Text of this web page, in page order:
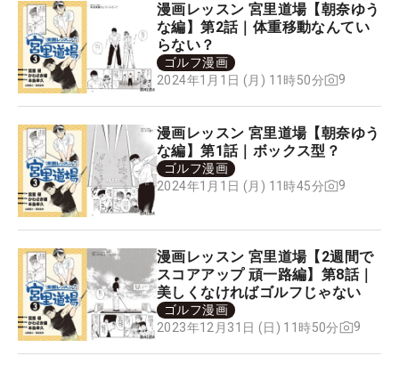
漫画レッスン 宮里道場【朝奈ゆう
な編】第2話｜体重移動なんてい
らない？
ゴルフ漫画
2024年1月1日 (月) 11時50分
9
漫画レッスン 宮里道場【朝奈ゆう
な編】第1話｜ボックス型？
ゴルフ漫画
2024年1月1日 (月) 11時45分
9
漫画レッスン 宮里道場【2週間で
スコアアップ 頑一路編】第8話｜
美しくなければゴルフじゃない
ゴルフ漫画
2023年12月31日 (日) 11時50分
9